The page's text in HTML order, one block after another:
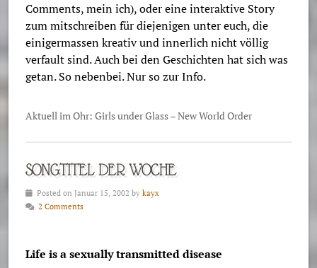
Comments, mein ich), oder eine interaktive Story
zum mitschreiben für diejenigen unter euch, die
einigermassen kreativ und innerlich nicht völlig
verfault sind. Auch bei den Geschichten hat sich was
getan. So nebenbei. Nur so zur Info.
Aktuell im Ohr: Girls under Glass – New World Order
SONGTITEL DER WOCHE
Posted on Januar 15, 2002 by kayx
2 Comments
Life is a sexually transmitted disease